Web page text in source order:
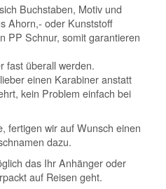
Buchstaben, Motiv und
Ahorn,- oder Kunststoff
PP Schnur, somit garantieren
fast überall werden.
einen Karabiner anstatt
kein Problem einfach bei
fertigen wir auf Wunsch einen
dazu.
das Ihr Anhänger oder
auf Reisen geht.